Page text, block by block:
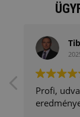
Profi,